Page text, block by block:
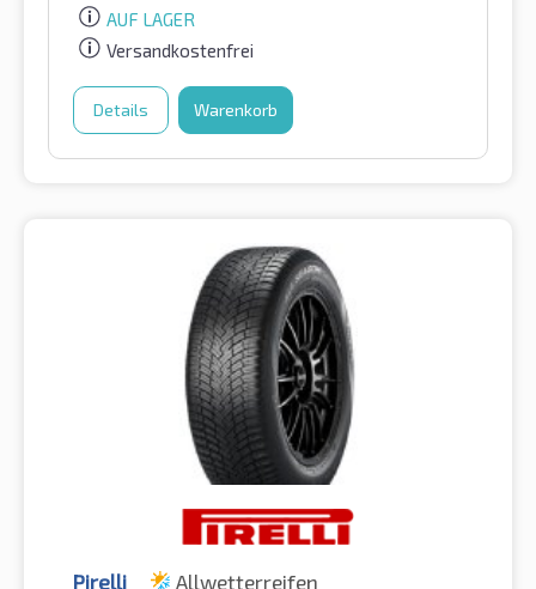
AUF LAGER
Versandkostenfrei
Details Warenkorb
Pirelli Allwetterreifen